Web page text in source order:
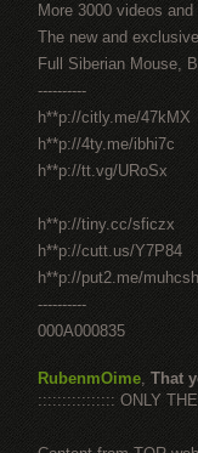
More 3000 videos
The new and
Full Siberian Mouse,
----------
h**p://citly.me/47kMX
h**p://4ty.me/ibhi7c
h**p://tt.vg/URoSx
h**p://tiny.cc/sficzx
h**p://cutt.us/Y7P84
h**p://put2.me/muhcsh
----------
000A000835
RubenmOime, That
:::::::::::::::: ONLY